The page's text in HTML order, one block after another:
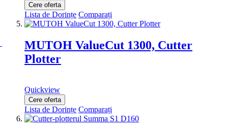
Cere oferta
Lista de Dorințe Comparați
MUTOH ValueCut 1300, Cutter
Plotter
Quickview
Cere oferta
Lista de Dorințe Comparați